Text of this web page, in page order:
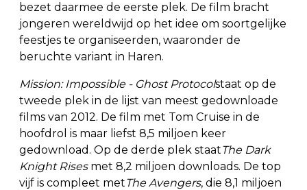
bezet daarmee de eerste plek. De film bracht
jongeren wereldwijd op het idee om soortgelijke
feestjes te organiseerden, waaronder de
beruchte variant in Haren.
Mission: Impossible - Ghost Protocolstaat op de
tweede plek in de lijst van meest gedownloade
films van 2012. De film met Tom Cruise in de
hoofdrol is maar liefst 8,5 miljoen keer
gedownload. Op de derde plek staatThe Dark
Knight Rises met 8,2 miljoen downloads. De top
vijf is compleet metThe Avengers, die 8,1 miljoen